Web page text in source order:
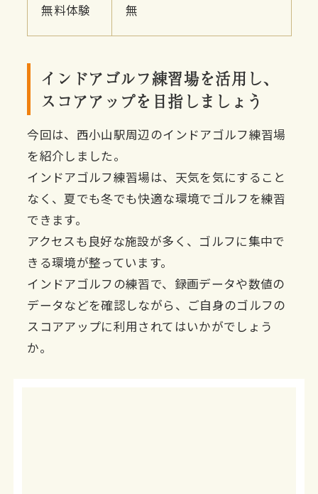
無料体験 無
インドアゴルフ練習場を活用し、
スコアアップを目指しましょう
今回は、西小山駅周辺のインドアゴルフ練習場
を紹介しました。
インドアゴルフ練習場は、天気を気にすること
なく、夏でも冬でも快適な環境でゴルフを練習
できます。
アクセスも良好な施設が多く、ゴルフに集中で
きる環境が整っています。
インドアゴルフの練習で、録画データや数値の
データなどを確認しながら、ご自身のゴルフの
スコアアップに利用されてはいかがでしょう
か。